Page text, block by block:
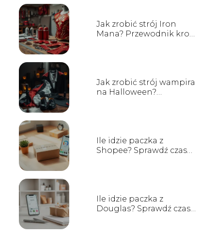
Jak zrobić strój Iron
Mana? Przewodnik krok
Jak zrobić strój wampira
na Halloween?
Ile idzie paczka z
Shopee? Sprawdź czas
Ile idzie paczka z
Douglas? Sprawdź czas